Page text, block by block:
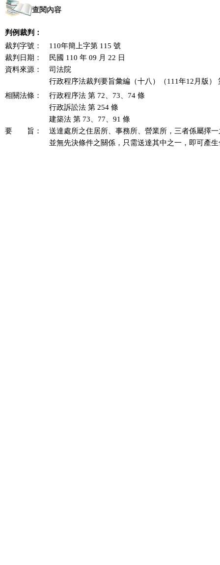
查閱內容
判例裁判：
裁判字號：
110年簡上字第 115 號
裁判日期：
民國 110 年 09 月 22 日
資料來源：
司法院
行政程序法裁判要旨彙編（十八）（111年12月版）
相關法條：
行政程序法 第 72、73、74 條
行政訴訟法 第 254 條
建築法 第 73、77、91 條
要 旨：
送達處所之住居所、事務所、營業所，三者係屬擇
並無先決條件之關係，只需送達其中之一，即可產